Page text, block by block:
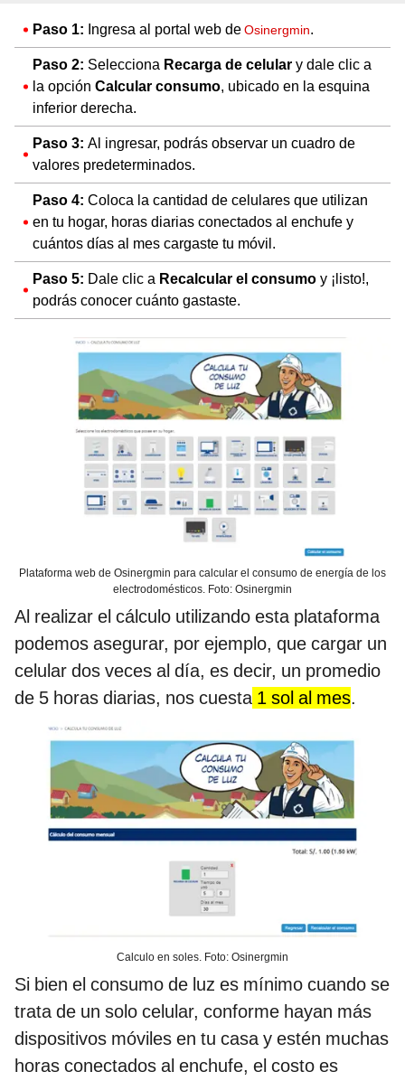
Paso 1: Ingresa al portal web deOsinergmin.
Paso 2: Selecciona Recarga de celular y dale clic a
la opción Calcular consumo, ubicado en la esquina
inferior derecha.
Paso 3: Al ingresar, podrás observar un cuadro de
valores predeterminados.
Paso 4: Coloca la cantidad de celulares que utilizan
en tu hogar, horas diarias conectados al enchufe y
cuántos días al mes cargaste tu móvil.
Paso 5: Dale clic a Recalcular el consumo y ¡listo!,
podrás conocer cuánto gastaste.
Plataforma web de Osinergmin para calcular el consumo de energía de los
electrodomésticos. Foto: Osinergmin
Al realizar el cálculo utilizando esta plataforma
podemos asegurar, por ejemplo, que cargar un
celular dos veces al día, es decir, un promedio
de 5 horas diarias, nos cuesta 1 sol al mes.
Calculo en soles. Foto: Osinergmin
Si bien el consumo de luz es mínimo cuando se
trata de un solo celular, conforme hayan más
dispositivos móviles en tu casa y estén muchas
horas conectados al enchufe, el costo es